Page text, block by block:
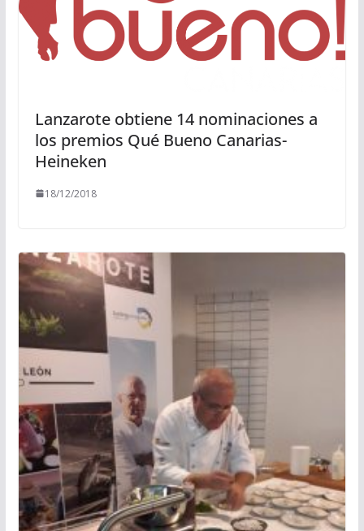
Lanzarote obtiene 14 nominaciones a
los premios Qué Bueno Canarias-
Heineken
18/12/2018